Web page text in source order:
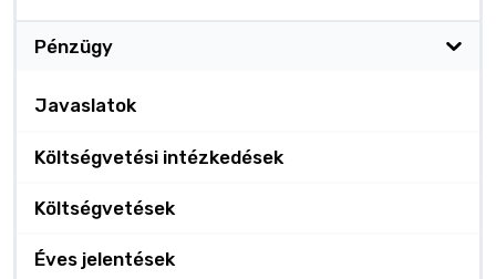
Pénzügy
Javaslatok
Költségvetési intézkedések
Költségvetések
Éves jelentések